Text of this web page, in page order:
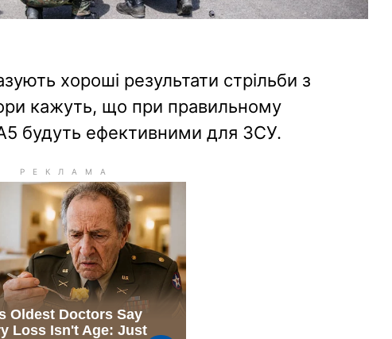
хороші результати стрільби з
кажуть, що при правильному
будуть ефективними для ЗСУ.